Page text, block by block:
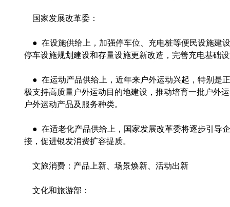
国家发展改革委：
● 在设施供给上，加强停车位、充电桩等便民设施建
停车设施规划建设和存量设施更新改造，完善充电基础
● 在运动产品供给上，近年来户外运动兴起，特别是
极支持高质量户外运动目的地建设，推动培育一批户外
户外运动产品及服务种类。
● 在适老化产品供给上，国家发展改革委将逐步引导
接，促进银发消费扩容提质。
文旅消费：产品上新、场景焕新、活动出新
文化和旅游部：